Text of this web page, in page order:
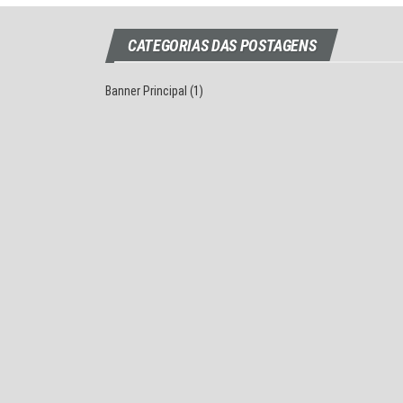
CATEGORIAS DAS POSTAGENS
Banner Principal (1)